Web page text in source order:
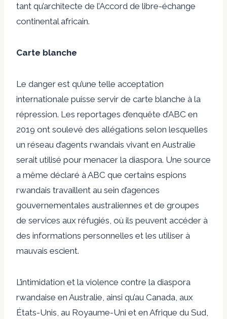
tant qu’architecte de l’Accord de libre-échange
continental africain.
Carte blanche
Le danger est qu’une telle acceptation
internationale puisse servir de carte blanche à la
répression. Les reportages d’enquête d’ABC en
2019 ont soulevé des allégations selon lesquelles
un réseau d’agents rwandais vivant en Australie
serait utilisé pour menacer la diaspora. Une source
a même déclaré à ABC que certains espions
rwandais travaillent au sein d’agences
gouvernementales australiennes et de groupes
de services aux réfugiés, où ils peuvent accéder à
des informations personnelles et les utiliser à
mauvais escient.
L’intimidation et la violence contre la diaspora
rwandaise en Australie, ainsi qu’au Canada, aux
États-Unis, au Royaume-Uni et en Afrique du Sud,